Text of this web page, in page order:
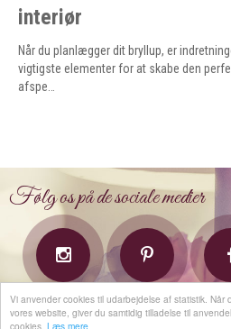
Vi anvender cookies til udarbejdelse af statistik. Når
vores website, giver du samtidig tilladelse til
cookies. Læs mere
interiør
Når du planlægger dit bryllup, er
vigtigste elementer for at skabe den
afspe…
Følg os på de sociale medier
Bryllupsuniverset.dk